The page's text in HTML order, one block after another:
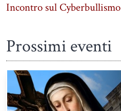
Incontro sul Cyberbullismo
Prossimi eventi